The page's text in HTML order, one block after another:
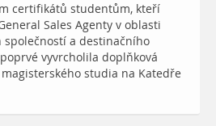
certifikátů studentům, kteří
Sales Agenty v oblasti
společností a destinačního
vyvrcholila doplňková
studia na Katedře